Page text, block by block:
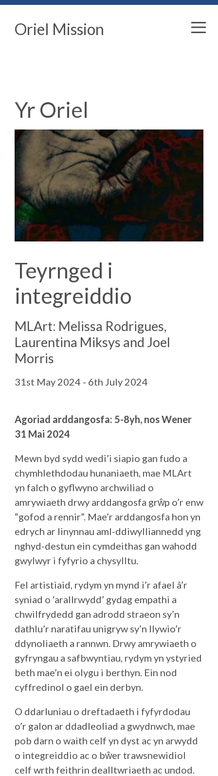
Oriel Mission
Yr Oriel
Teyrnged i
integreiddio
MLArt: Melissa Rodrigues,
Laurentina Miksys and Joel
Morris
31st May 2024 - 6th July 2024
Agoriad arddangosfa: 5-8yh, nos Wener
31 Mai 2024
Mewn byd sydd wedi’i siapio gan fudo a
chymhlethdodau hunaniaeth, mae MLArt
yn falch o gyflwyno archwiliad o
amrywiaeth drwy arddangosfa grŵp o’r enw
“gofod a rennir”. Mae’r arddangosfa hon yn
edrych ar linynnau aml-ddiwylliannedd yng
nghyd-destun ein cymdeithas gan wahodd
gwylwyr i fyfyrio a chysylltu.
Fel artistiaid, rydym yn mynd i’r afael â’r
syniad o ‘arallrwydd’ gydag empathi a
chwilfrydedd gan adrodd straeon sy’n
dathlu’r naratifau unigryw sy’n llywio’r
ddynoliaeth a rannwn. Drwy amrywiaeth o
gyfryngau a safbwyntiau, rydym yn ystyried
beth mae’n ei olygu i berthyn. Ein nod
cyffredinol o gael ein derbyn.
O ddarluniau o dreftadaeth i fyfyrdodau
o’r galon ar ddadleoliad a gwydnwch, mae
pob darn o waith celf yn dyst ac yn arwydd
o integreiddio ac o bŵer trawsnewidiol
celf wrth feithrin dealltwriaeth ac undod.